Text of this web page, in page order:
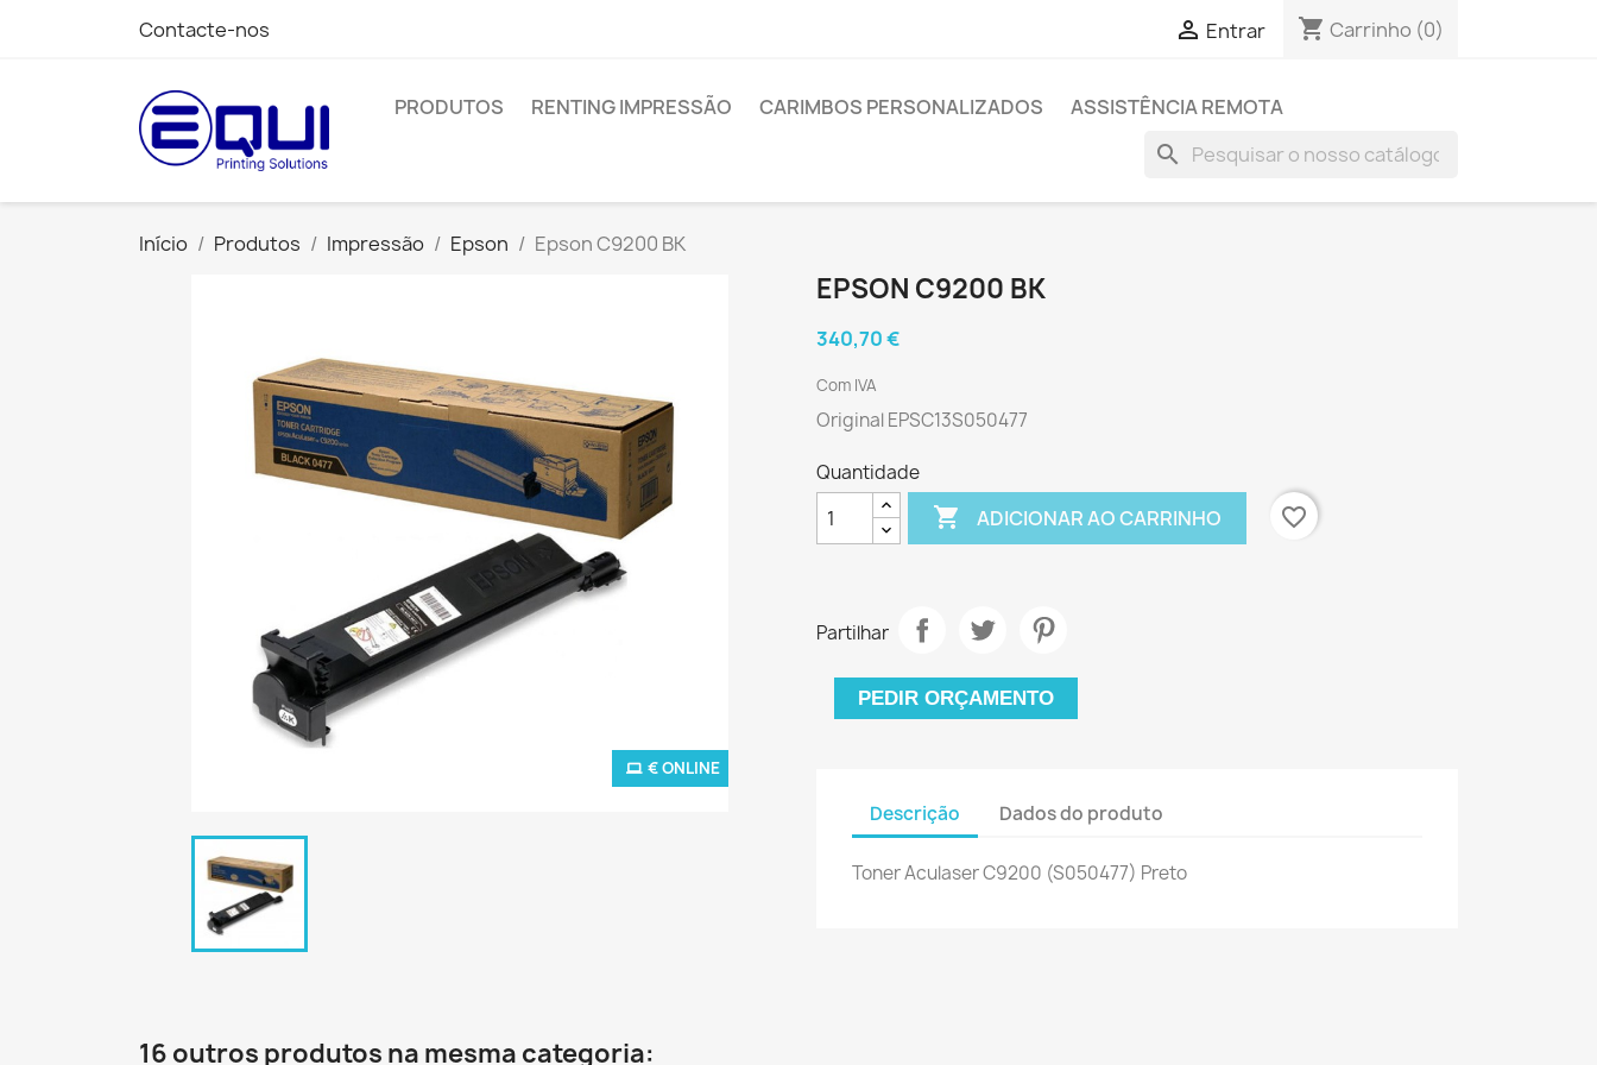
Contacte-nos  Entrar shopping_cart Carrinho (0)
PRODUTOS RENTING IMPRESSÃO CARIMBOS PERSONALIZADOS ASSISTÊNCIA REMOTA
search
Início Produtos Impressão Epson Epson C9200 BK
€ ONLINE
EPSON C9200 BK
340,70 €
Com IVA
Original EPSC13S050477
Quantidade
 ADICIONAR AO CARRINHO favorite_border
Partilhar
PEDIR ORÇAMENTO
Descrição Dados do produto
Toner Aculaser C9200 (S050477) Preto
16 outros produtos na mesma categoria: